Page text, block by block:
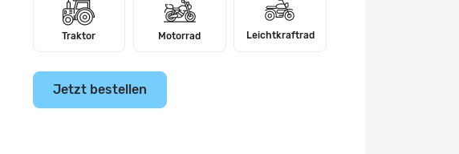
Traktor Motorrad Leichtkraftrad
Jetzt bestellen